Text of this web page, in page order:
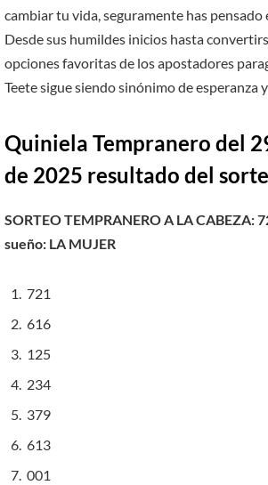
cambiar tu vida, seguramente has pensado
Desde sus humildes inicios hasta
opciones favoritas de los apostadores
Teete sigue siendo sinónimo de esperanza
Quiniela Tempranero del
de 2025 resultado del
SORTEO TEMPRANERO A LA CABEZA:
sueño: LA MUJER
721
616
125
234
379
613
001